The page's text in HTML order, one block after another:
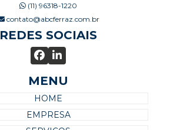
(11) 96318-1220
contato@abcferraz.com.br
REDES SOCIAIS
MENU
HOME
EMPRESA